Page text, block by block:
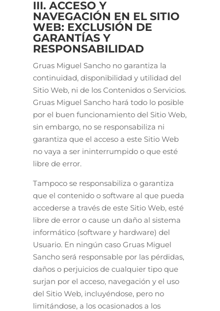
III. ACCESO Y
NAVEGACIÓN EN EL SITIO
WEB: EXCLUSIÓN DE
GARANTÍAS Y
RESPONSABILIDAD
Gruas Miguel Sancho no garantiza la
continuidad, disponibilidad y utilidad del
Sitio Web, ni de los Contenidos o Servicios.
Gruas Miguel Sancho hará todo lo posible
por el buen funcionamiento del Sitio Web,
sin embargo, no se responsabiliza ni
garantiza que el acceso a este Sitio Web
no vaya a ser ininterrumpido o que esté
libre de error.
Tampoco se responsabiliza o garantiza
que el contenido o software al que pueda
accederse a través de este Sitio Web, esté
libre de error o cause un daño al sistema
informático (software y hardware) del
Usuario. En ningún caso Gruas Miguel
Sancho será responsable por las pérdidas,
daños o perjuicios de cualquier tipo que
surjan por el acceso, navegación y el uso
del Sitio Web, incluyéndose, pero no
limitándose, a los ocasionados a los